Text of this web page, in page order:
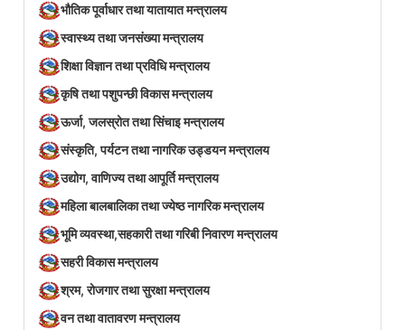
भौतिक पूर्वाधार तथा यातायात मन्त्रालय
स्वास्थ्य तथा जनसंख्या मन्त्रालय
शिक्षा विज्ञान तथा प्रविधि मन्त्रालय
कृषि तथा पशुपन्छी विकास मन्त्रालय
ऊर्जा, जलस्रोत तथा सिंचाइ मन्त्रालय
संस्कृति, पर्यटन तथा नागरिक उड्डयन मन्त्रालय
उद्योग, वाणिज्य तथा आपूर्ति मन्त्रालय
महिला बालबालिका तथा ज्येष्ठ नागरिक मन्त्रालय
भूमि व्यवस्था,सहकारी तथा गरिबी निवारण मन्त्रालय
सहरी विकास मन्त्रालय
श्रम, रोजगार तथा सुरक्षा मन्त्रालय
वन तथा वातावरण मन्त्रालय